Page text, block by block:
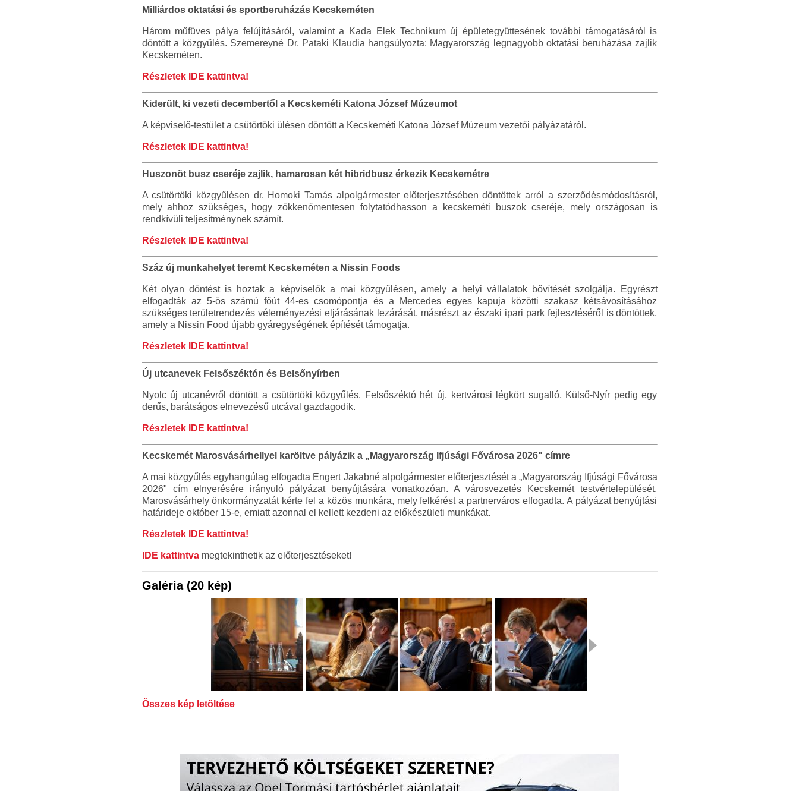
Milliárdos oktatási és sportberuházás Kecskeméten
Három műfüves pálya felújításáról, valamint a Kada Elek Technikum új épületegyüttesének további támogatásáról is
döntött a közgyűlés. Szemereyné Dr. Pataki Klaudia hangsúlyozta: Magyarország legnagyobb oktatási beruházása zajlik
Kecskeméten.
Részletek IDE kattintva!
Kiderült, ki vezeti decembertől a Kecskeméti Katona József Múzeumot
A képviselő-testület a csütörtöki ülésen döntött a Kecskeméti Katona József Múzeum vezetői pályázatáról.
Részletek IDE kattintva!
Huszonöt busz cseréje zajlik, hamarosan két hibridbusz érkezik Kecskemétre
A csütörtöki közgyűlésen dr. Homoki Tamás alpolgármester előterjesztésében döntöttek arról a szerződésmódosításról,
mely ahhoz szükséges, hogy zökkenőmentesen folytatódhasson a kecskeméti buszok cseréje, mely országosan is
rendkívüli teljesítménynek számít.
Részletek IDE kattintva!
Száz új munkahelyet teremt Kecskeméten a Nissin Foods
Két olyan döntést is hoztak a képviselők a mai közgyűlésen, amely a helyi vállalatok bővítését szolgálja. Egyrészt
elfogadták az 5-ös számú főút 44-es csomópontja és a Mercedes egyes kapuja közötti szakasz kétsávosításához
szükséges területrendezés véleményezési eljárásának lezárását, másrészt az északi ipari park fejlesztéséről is döntöttek,
amely a Nissin Food újabb gyáregységének építését támogatja.
Részletek IDE kattintva!
Új utcanevek Felsőszéktón és Belsőnyírben
Nyolc új utcanévről döntött a csütörtöki közgyűlés. Felsőszéktó hét új, kertvárosi légkört sugalló, Külső-Nyír pedig egy
derűs, barátságos elnevezésű utcával gazdagodik.
Részletek IDE kattintva!
Kecskemét Marosvásárhellyel karöltve pályázik a „Magyarország Ifjúsági Fővárosa 2026" címre
A mai közgyűlés egyhangúlag elfogadta Engert Jakabné alpolgármester előterjesztését a „Magyarország Ifjúsági Fővárosa
2026" cím elnyerésére irányuló pályázat benyújtására vonatkozóan. A városvezetés Kecskemét testvértelepülését,
Marosvásárhely önkormányzatát kérte fel a közös munkára, mely felkérést a partnerváros elfogadta. A pályázat benyújtási
határideje október 15-e, emiatt azonnal el kellett kezdeni az előkészületi munkákat.
Részletek IDE kattintva!
IDE kattintvamegtekinthetik az előterjesztéseket!
Galéria (20 kép)
Összes kép letöltése